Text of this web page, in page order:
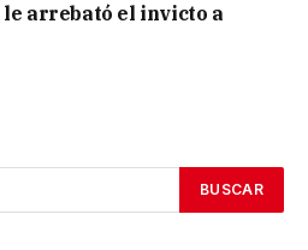
le arrebató el invicto a